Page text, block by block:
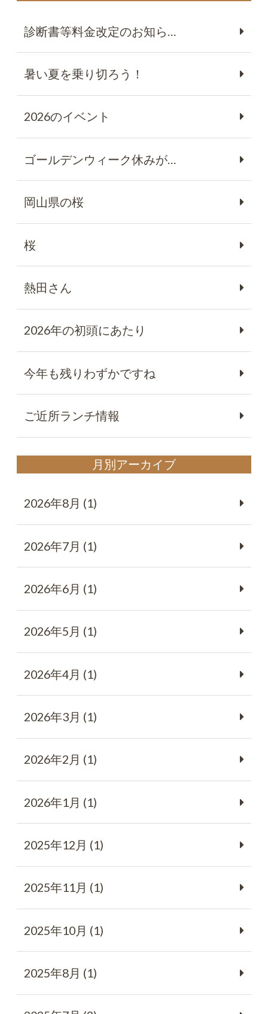
診断書等料金改定のお知ら…
暑い夏を乗り切ろう！
2026のイベント
ゴールデンウィーク休みが…
岡山県の桜
桜
熱田さん
2026年の初頭にあたり
今年も残りわずかですね
ご近所ランチ情報
月別アーカイブ
2026年8月 (1)
2026年7月 (1)
2026年6月 (1)
2026年5月 (1)
2026年4月 (1)
2026年3月 (1)
2026年2月 (1)
2026年1月 (1)
2025年12月 (1)
2025年11月 (1)
2025年10月 (1)
2025年8月 (1)